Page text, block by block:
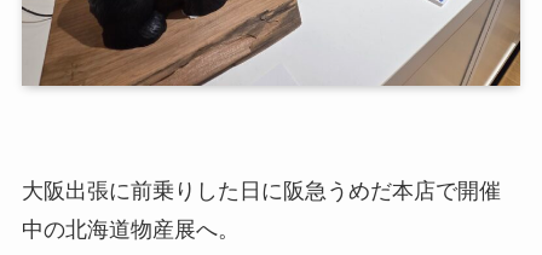
大阪出張に前乗りした日に阪急うめだ本店で開催
中の北海道物産展へ。